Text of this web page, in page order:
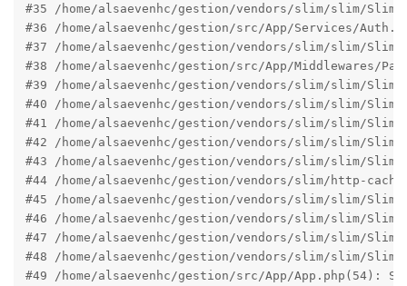
#35 /home/alsaevenhc/gestion/vendors/slim/slim/Slim/
#36 /home/alsaevenhc/gestion/src/App/Services/
#37 /home/alsaevenhc/gestion/vendors/slim/slim/Slim/
#38 /home/alsaevenhc/gestion/src/App/Middlewares/
#39 /home/alsaevenhc/gestion/vendors/slim/slim/Slim/
#40 /home/alsaevenhc/gestion/vendors/slim/slim/Slim/
#41 /home/alsaevenhc/gestion/vendors/slim/slim/Slim/
#42 /home/alsaevenhc/gestion/vendors/slim/slim/Slim/
#43 /home/alsaevenhc/gestion/vendors/slim/slim/Slim/
#44 /home/alsaevenhc/gestion/vendors/slim/http-
#45 /home/alsaevenhc/gestion/vendors/slim/slim/Slim/
#46 /home/alsaevenhc/gestion/vendors/slim/slim/Slim/
#47 /home/alsaevenhc/gestion/vendors/slim/slim/
#48 /home/alsaevenhc/gestion/vendors/slim/slim/
#49 /home/alsaevenhc/gestion/src/App/App.php(54):